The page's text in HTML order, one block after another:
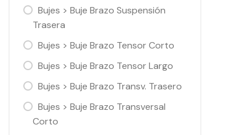
Bujes > Buje Brazo Suspensión
Trasera
Bujes > Buje Brazo Tensor Corto
Bujes > Buje Brazo Tensor Largo
Bujes > Buje Brazo Transv. Trasero
Bujes > Buje Brazo Transversal
Corto